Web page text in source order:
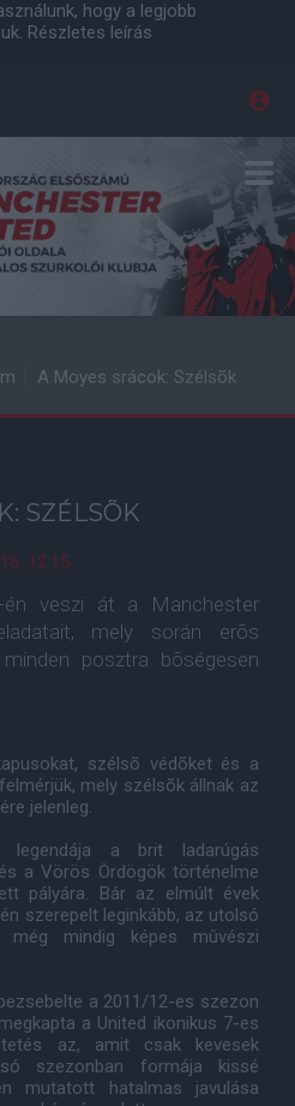
hogy a legjobb
Részletes leírás
A Moyes srácok: Szélsõk
SZÉLSÕK
12:15
én veszi át a Manchester
mely során erõs
posztra bõségesen
szélsõ védõket és a
mely szélsõk állnak az
jelenleg.
legendája a brit ladarúgás
a Vörös Ördögök történelme
pályára. Bár az elmúlt évek
szerepelt leginkább, az utolsó
még mindig képes mûvészi
a 2011/12-es szezon
a United ikonikus 7-es
az, amit csak kevesek
szezonban formája kissé
mutatott hatalmas javulása